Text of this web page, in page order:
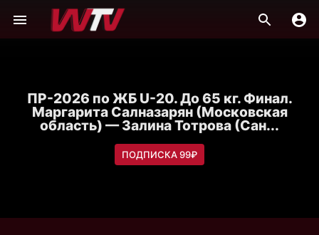
ПР-2026 по ЖБ U-20. До 65 кг. Финал.
Маргарита Салназарян (Московская
область) — Залина Тотрова (Сан...
ПОДПИСКА 99₽